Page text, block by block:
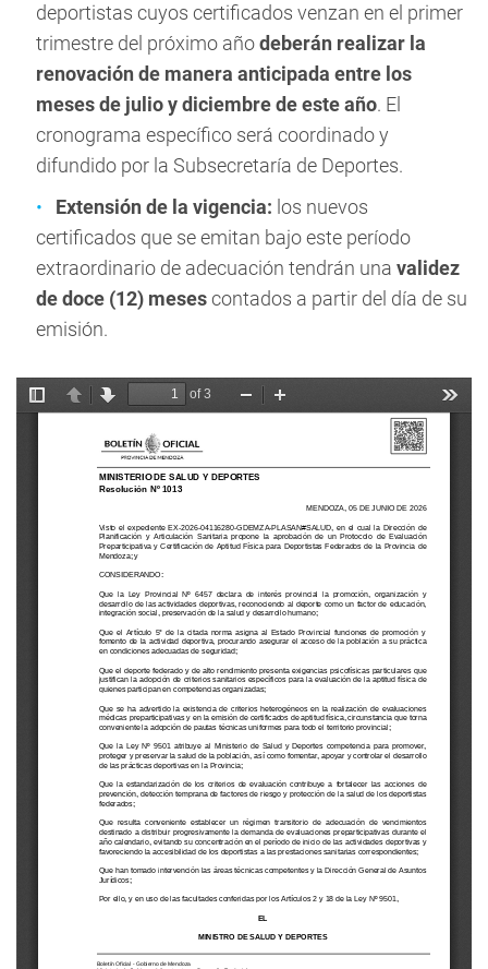
deportistas cuyos certificados venzan en el primer
trimestre del próximo añodeberán realizar la
renovación de manera anticipada entre los
meses de julio y diciembre de este año. El
cronograma específico será coordinado y
difundido por la Subsecretaría de Deportes.
Extensión de la vigencia: los nuevos
certificados que se emitan bajo este período
extraordinario de adecuación tendrán una validez
de doce (12) mesescontados a partir del día de su
emisión.